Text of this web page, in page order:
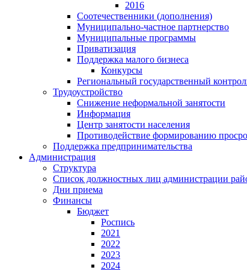
2016
Соотечественники (дополнения)
Муниципально-частное партнерство
Муниципальные программы
Приватизация
Поддержка малого бизнеса
Конкурсы
Региональный государственный
Трудоустройство
Снижение неформальной занятости
Информация
Центр занятости населения
Противодействие формированию
Поддержка предпринимательства
Администрация
Структура
Список должностных лиц администрации
Дни приема
Финансы
Бюджет
Роспись
2021
2022
2023
2024